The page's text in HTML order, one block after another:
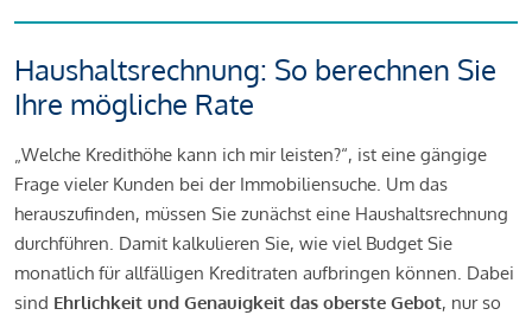
Haushaltsrechnung: So berechnen Sie
Ihre mögliche Rate
„Welche Kredithöhe kann ich mir leisten?“, ist eine gängige
Frage vieler Kunden bei der Immobiliensuche. Um das
herauszufinden, müssen Sie zunächst eine Haushaltsrechnung
durchführen. Damit kalkulieren Sie, wie viel Budget Sie
monatlich für allfälligen Kreditraten aufbringen können. Dabei
sind Ehrlichkeit und Genauigkeit das oberste Gebot, nur so